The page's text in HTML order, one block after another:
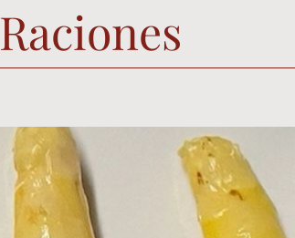
Raciones